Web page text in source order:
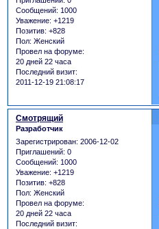
Сообщений: 1000
Уважение: +1219
Позитив: +828
Пол: Женский
Провел на форуме:
20 дней 22 часа
Последний визит:
2011-12-19 21:08:17
Смотрящий
Разработчик
Зарегистрирован: 2006-12-02
Приглашений: 0
Сообщений: 1000
Уважение: +1219
Позитив: +828
Пол: Женский
Провел на форуме:
20 дней 22 часа
Последний визит: